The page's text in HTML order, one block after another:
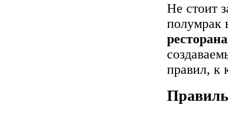
Не стоит
полумрак
правил, к